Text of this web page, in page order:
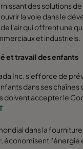
des solutions
ouvrir la voie dans le
l'air qui offrent une
et industriels.
et travail des enfants
Inc. s'efforce de
dans ses
doivent accepter le
dans la
économisent